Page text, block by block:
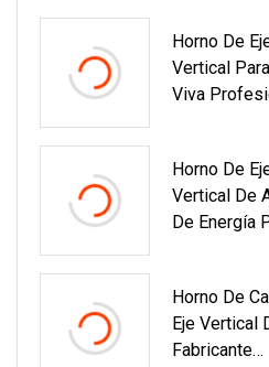
Horno De
Vertical
Viva
Horno De
Vertical De
De Energía
Horno De
Eje Vertical
Fabricante